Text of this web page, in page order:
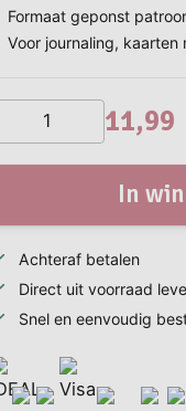
Formaat geponst
Voor journaling,
11,99
In
Achteraf betalen
Direct uit voorraad
Snel en eenvoudig